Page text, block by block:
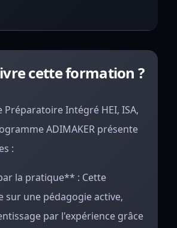
cette formation ?
Préparatoire Intégré HEI, ISA,
ADIMAKER présente
:
la pratique** : Cette
sur une pédagogie active,
par l'expérience grâce